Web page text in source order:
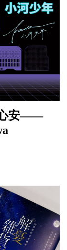
心安——